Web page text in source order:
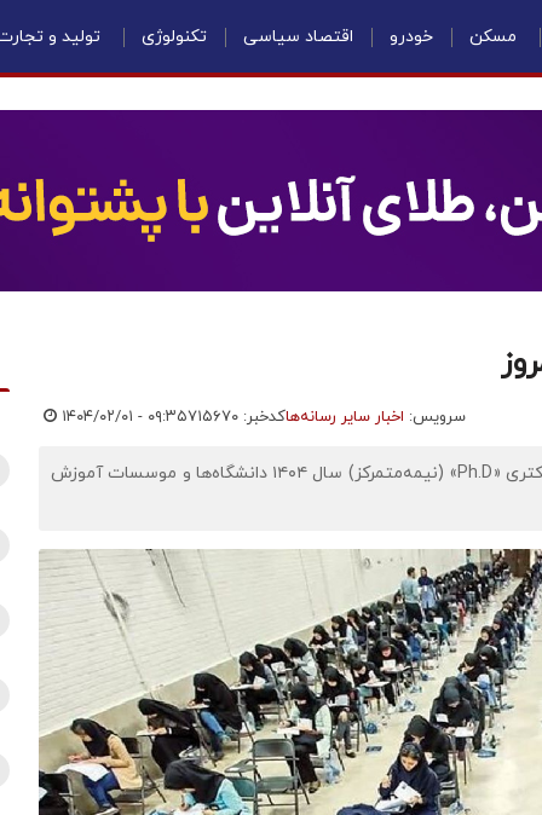
مسکن خودرو اقتصاد سیاسی تکنولوژی تولید و
سرویس: اخبار سایر رسانه‌هاکدخبر: ۷۱۵۶۷۰ ۱۴۰۴/۰۲/۰۱ - ۰۹:۳۵
اقتصادنیوز: انتخاب رشته‌های تحصیلی آزمون ورودی مقطع دکتری «Ph.D» (نیمه‌متمرکز) سال ۱۴۰۴ دانشگاه‌ها و موسسات آموزش